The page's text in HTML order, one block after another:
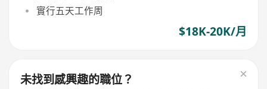
實行五天工作周
$18K-20K/月
未找到感興趣的職位？